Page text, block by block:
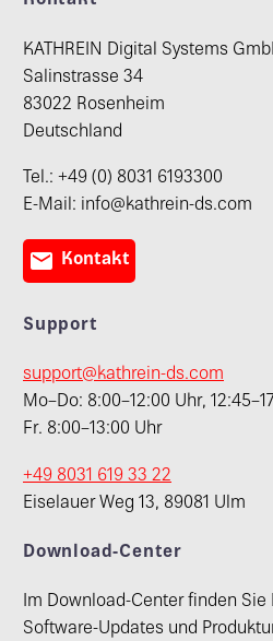
KATHREIN Digital Systems
Salinstrasse 34
83022 Rosenheim
Deutschland
Tel.: +49 (0) 8031 6193300
E-Mail: info@kathrein-ds.com
 Kontakt
Support
support@kathrein-ds.com
Mo–Do: 8:00–12:00 Uhr,
Fr. 8:00–13:00 Uhr
+49 8031 619 33 22
Eiselauer Weg 13, 89081 Ulm
Download-Center
Im Download-Center finden
Software-Updates und